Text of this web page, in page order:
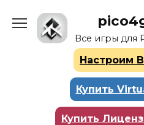
содержанию
Все игры для
Настроим
Купить
Купить